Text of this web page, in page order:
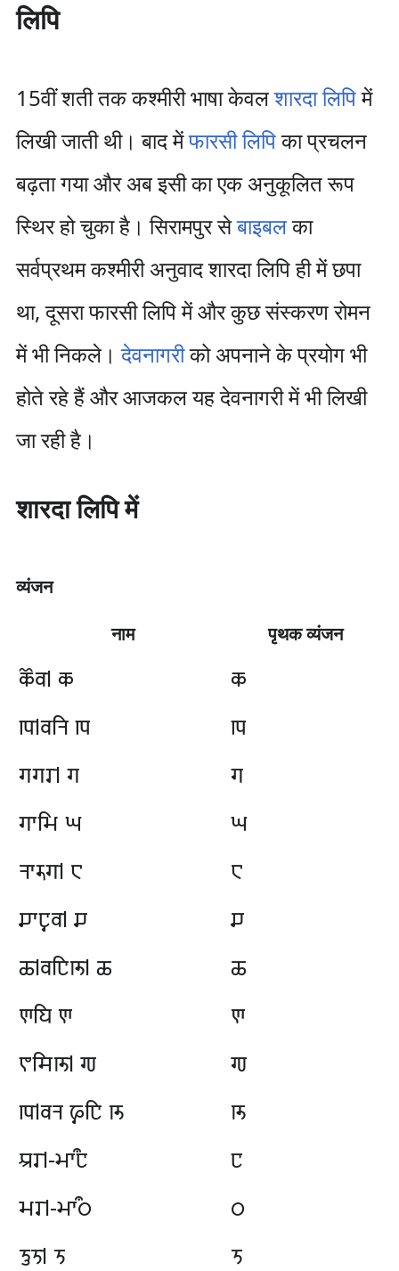
लिपि
15वीं शती तक कश्मीरी भाषा केवलशारदा लिपिमें
लिखी जाती थी। बाद मेंफारसी लिपिका प्रचलन
बढ़ता गया और अब इसी का एक अनुकूलित रूप
स्थिर हो चुका है। सिरामपुर सेबाइबलका
सर्वप्रथम कश्मीरी अनुवाद शारदा लिपि ही में छपा
था, दूसरा फारसी लिपि में और कुछ संस्करण रोमन
में भी निकले।देवनागरीको अपनाने के प्रयोग भी
होते रहे हैं और आजकल यह देवनागरी में भी लिखी
जा रही है।
शारदा लिपि में
व्यंजन
नाम
पृथक व्यंजन
𑆑𑆾𑆮𑇀 𑆑
𑆑
𑆒𑇀𑆮𑆤𑆴 𑆒
𑆒
𑆓𑆓𑆫𑇀 𑆓
𑆓
𑆓𑆳𑆱𑆴 𑆔
𑆔
𑆤𑆳𑆫𑆶𑆓𑇀 𑆕
𑆕
𑆖𑆳𑆛𑆶𑆮𑇀 𑆖
𑆖
𑆗𑇀𑆮𑆛𑆴𑆚𑇀 𑆗
𑆗
𑆘𑆪𑆴 𑆘
𑆘
𑆘𑆳𑆯𑆴𑆚𑇀 𑆙
𑆙
𑆒𑇀𑆮𑆤 𑆦𑆶𑆛𑆴 𑆚
𑆚
𑆃𑆫𑇀-𑆩𑆳𑆀𑆛
𑆛
𑆱𑆫𑇀-𑆩𑆳𑆀𑆜
𑆜
𑆝𑆶𑆝𑇀 𑆝
𑆝